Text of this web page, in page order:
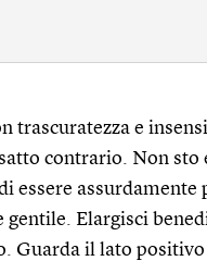
trascuratezza e
contrario. Non sto
essere assurdamente
Elargisci
Guarda il lato